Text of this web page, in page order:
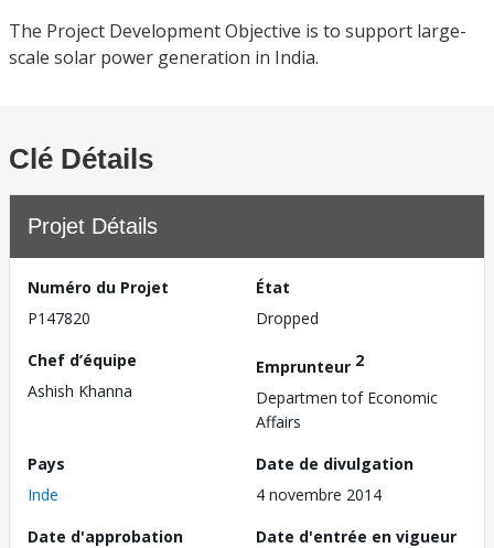
The Project Development Objective is to support large-
scale solar power generation in India.
Clé Détails
Projet Détails
Numéro du Projet
P147820
État
Dropped
Chef d’équipe
Ashish Khanna
Emprunteur 2
Departmen tof Economic
Affairs
Pays
Inde
Date de divulgation
4 novembre 2014
Date d'approbation
Date d'entrée en vigueur